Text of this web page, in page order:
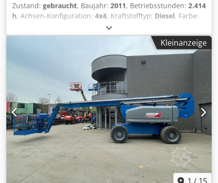
Zustand: gebraucht, Baujahr: 2011, Betriebsstunden: 2.414
h, Achsen-Konfiguration: 4x4, Kraftstofftyp: Diesel, Farbe:
Allradantrieb
Rad Motormarke: DEUTZ Gewichte Leergewicht: 16.882 kg
Funktionell Mast: Knickarm Codpfxozbb Iwo Aatorf
Hubkapazität: 227 kg Arbeitshöhe: 2.580 cm Abmessungen
des Laderaums: 1127 x 249 x 300 cm CE-Kennzeichnung: ja
Verlauf Zahl der Eigentümer: 1 Weitere Informationen
Lieferbedingungen: EXW Max. horizontale Reichweite: 1830
m Max. Armausschlag in Grad: 360 Max. Ausschlag der
Arbeitsbühne in Grad: 360 Produktionsland: US Weitere
Informationen Wenden Sie sich an Stephan Honinx,
Dietmar Pack oder Simon Pack, um weitere Informationen
zu erhalten. Zum Verkauf steht eine leistungsstarke und
sehr gepflegte Genie Z-80/60 Diesel-Gelenkteleskop-
Hubarbeitsbühne, Baujahr 2011, mit nur 2.414
Betriebsstunden. Die Maschine wurde regelmäßig
gewartet und überzeugt durch ihren zuverlässigen
Kleinanzeige